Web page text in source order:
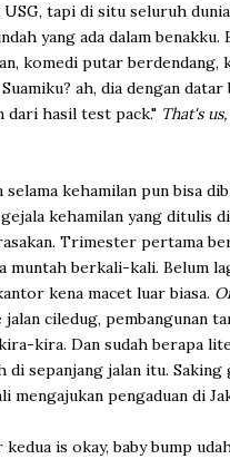
USG, tapi di situ seluruh
yang ada dalam benakku.
komedi putar berdendang,
ah, dia dengan
dari hasil test pack." That's
selama kehamilan pun bisa
kehamilan yang ditulis
Trimester pertama
muntah berkali-kali. Belum
kena macet luar biasa.
jalan ciledug, pembangunan
kira. Dan sudah berapa
sepanjang jalan itu. Saking
mengajukan pengaduan di
is okay, baby bump